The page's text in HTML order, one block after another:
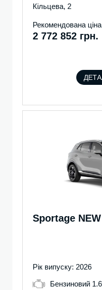
Кільцева, 2
Рекомендована
2 772 852 грн.
Sportage
Рік випуску: 2026
Бензиновий